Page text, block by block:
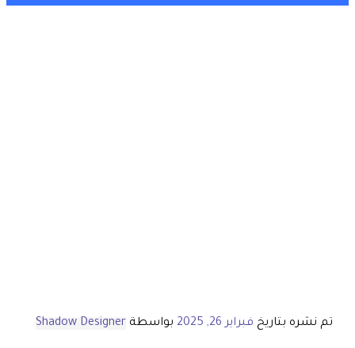
تم نشره بتاريخ فبراير 26, 2025 بواسطة Shadow Designer